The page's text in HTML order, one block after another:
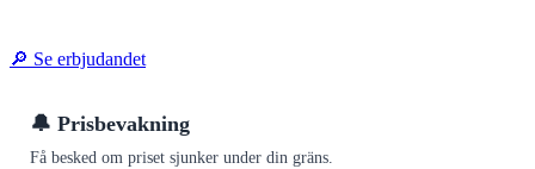
🔎 Se erbjudandet
🔔 Prisbevakning
Få besked om priset sjunker under din gräns.